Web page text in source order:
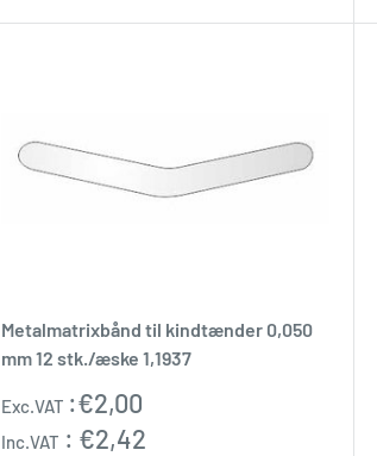
Metalmatrixbånd til kindtænder 0,050
mm 12 stk./æske 1,1937
Udsalgspris
Exc.VAT :€2,00
Inc.VAT : €2,42